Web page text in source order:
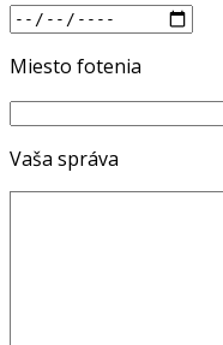
Miesto fotenia
Vaša správa